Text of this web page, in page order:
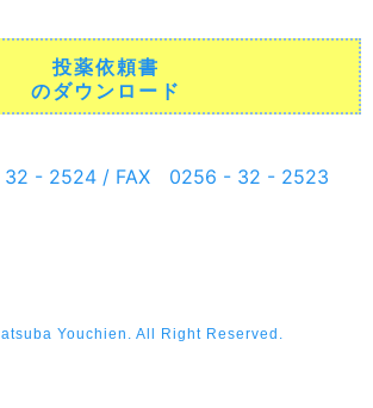
投薬依頼書
のダウンロード
- 2524 / FAX 0256 - 32 - 2523
Youchien. All Right Reserved.